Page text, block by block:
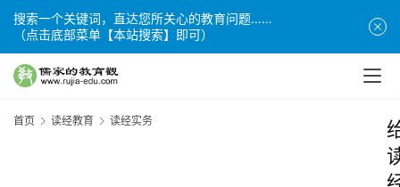
搜索一个关键词，直达您所关心的教育问题……
（点击底部菜单【本站搜索】即可）
首页 读经教育 读经实务